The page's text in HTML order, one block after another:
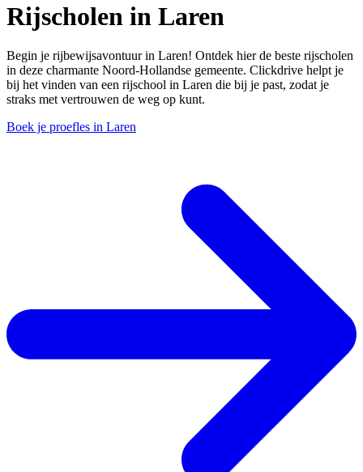
Rijscholen in Laren
Begin je rijbewijsavontuur in Laren! Ontdek hier de beste rijscholen
in deze charmante Noord-Hollandse gemeente. Clickdrive helpt je
bij het vinden van een rijschool in Laren die bij je past, zodat je
straks met vertrouwen de weg op kunt.
Boek je proefles in Laren